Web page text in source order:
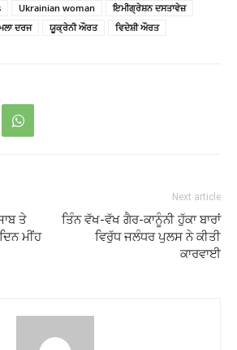
Ukrainian woman
ਇਮੀਗ੍ਰੇਸ਼ਨ ਦਸਤਾਵੇਜ਼
ਦਰਜ ਯੂਕ੍ਰੇਨੀ ਔਰਤ ਵਿਦੇਸ਼ੀ ਔਰਤ
ਤੇ
ਮੀਂਹ
Next article
ਤਿੰਨ ਵੱਖ-ਵੱਖ ਗੈਰ-ਕਾਨੂੰਨੀ ਹੁੱਕਾ ਬਾਰਾਂ
ਵਿਰੁੱਧ ਜਲੰਧਰ ਪੁਲਸ ਨੇ ਕੀਤੀ
ਕਾਰਵਾਈ